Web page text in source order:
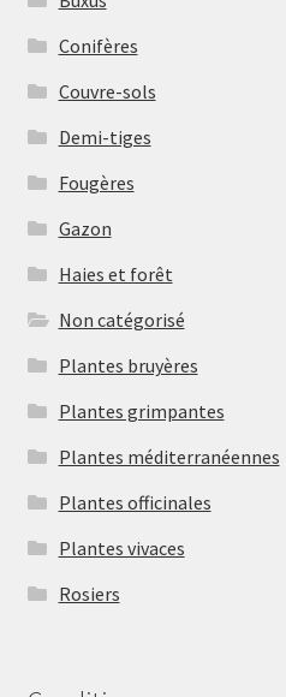
Conifères
Couvre-sols
Demi-tiges
Fougères
Gazon
Haies et forêt
Non catégorisé
Plantes bruyères
Plantes grimpantes
Plantes méditerranéennes
Plantes officinales
Plantes vivaces
Rosiers